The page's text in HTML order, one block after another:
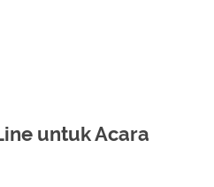
untuk Acara